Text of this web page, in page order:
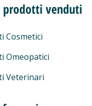
prodotti venduti
Cosmetici
Omeopatici
Veterinari